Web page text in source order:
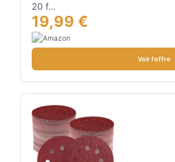
20 f…
19,99 €
Voir l'offre